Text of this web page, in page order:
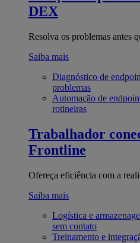
DEX
Resolva os problemas antes
Saiba mais
Diagnóstico de
problemas
Automação de
rotineiras
Trabalhador
Frontline
Ofereça eficiência com a
Saiba mais
Logística e
sem contato
Treinamento e